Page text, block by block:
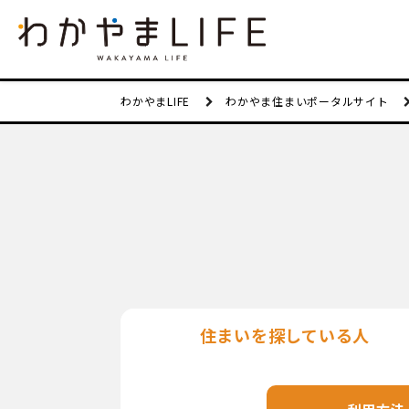
わかやまLIFE わかやま住まいポータルサイト
住まいを探している人